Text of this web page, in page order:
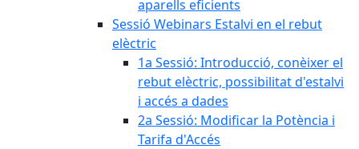
aparells eficients
Sessió Webinars Estalvi en el rebut
elèctric
1a Sessió: Introducció, conèixer el
rebut elèctric, possibilitat d'estalvi
i accés a dades
2a Sessió: Modificar la Potència i
Tarifa d'Accés